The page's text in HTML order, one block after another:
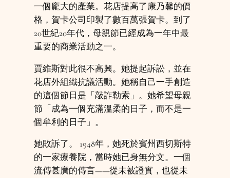
一個龐大的產業。花店提高了康乃馨的價
格，賀卡公司印製了數百萬張賀卡。到了
20世紀20年代，母親節已經成為一年中最
重要的商業活動之一。
賈維斯對此很不高興。她提起訴訟，並在
花店外組織抗議活動。她稱自己一手創造
的這個節日是「敲詐勒索」。她希望母親
節「成為一個充滿溫柔的日子，而不是一
個牟利的日子」。
她敗訴了。 1948年，她死於賓州西切斯特
的一家療養院，當時她已身無分文。一個
流傳甚廣的傳言——從未被證實，也從未